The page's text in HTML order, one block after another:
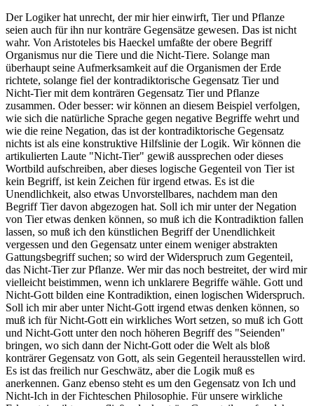
Der Logiker hat unrecht, der mir hier einwirft, Tier und Pflanze
seien auch für ihn nur konträre Gegensätze gewesen. Das ist nicht
wahr. Von Aristoteles bis Haeckel umfaßte der obere Begriff
Organismus nur die Tiere und die Nicht-Tiere. Solange man
überhaupt seine Aufmerksamkeit auf die Organismen der Erde
richtete, solange fiel der kontradiktorische Gegensatz Tier und
Nicht-Tier mit dem konträren Gegensatz Tier und Pflanze
zusammen. Oder besser: wir können an diesem Beispiel verfolgen,
wie sich die natürliche Sprache gegen negative Begriffe wehrt und
wie die reine Negation, das ist der kontradiktorische Gegensatz
nichts ist als eine konstruktive Hilfslinie der Logik. Wir können die
artikulierten Laute "Nicht-Tier" gewiß aussprechen oder dieses
Wortbild aufschreiben, aber dieses logische Gegenteil von Tier ist
kein Begriff, ist kein Zeichen für irgend etwas. Es ist die
Unendlichkeit, also etwas Unvorstellbares, nachdem man den
Begriff Tier davon abgezogen hat. Soll ich mir unter der Negation
von Tier etwas denken können, so muß ich die Kontradiktion fallen
lassen, so muß ich den künstlichen Begriff der Unendlichkeit
vergessen und den Gegensatz unter einem weniger abstrakten
Gattungsbegriff suchen; so wird der Widerspruch zum Gegenteil,
das Nicht-Tier zur Pflanze. Wer mir das noch bestreitet, der wird mir
vielleicht beistimmen, wenn ich unklarere Begriffe wähle. Gott und
Nicht-Gott bilden eine Kontradiktion, einen logischen Widerspruch.
Soll ich mir aber unter Nicht-Gott irgend etwas denken können, so
muß ich für Nicht-Gott ein wirkliches Wort setzen, so muß ich Gott
und Nicht-Gott unter den noch höheren Begriff des "Seienden"
bringen, wo sich dann der Nicht-Gott oder die Welt als bloß
konträrer Gegensatz von Gott, als sein Gegenteil herausstellen wird.
Es ist das freilich nur Geschwätz, aber die Logik muß es
anerkennen. Ganz ebenso steht es um den Gegensatz von Ich und
Nicht-Ich in der Fichteschen Philosophie. Für unsere wirkliche